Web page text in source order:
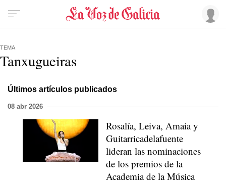
TEMA
Tanxugueiras
Últimos artículos publicados
08 abr 2026
Rosalía, Leiva, Amaia y
Guitarricadelafuente
lideran las nominaciones
de los premios de la
Academia de la Música